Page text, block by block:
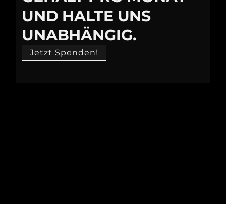
UND HALTE UNS
UNABHÄNGIG.
Jetzt Spenden!